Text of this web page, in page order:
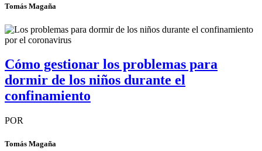
Tomás Magaña
Cómo gestionar los problemas para
dormir de los niños durante el
confinamiento
POR
Tomás Magaña